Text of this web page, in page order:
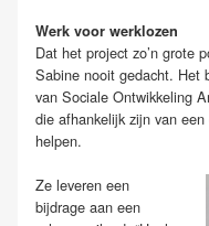
Werk voor werklozen
Dat het project zo’n grote
Sabine nooit gedacht. Het
van Sociale Ontwikkeling
die afhankelijk zijn van
helpen.
Ze leveren een
bijdrage aan een